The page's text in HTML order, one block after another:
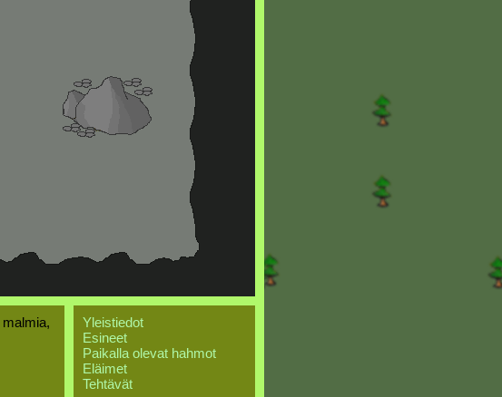
Yleistiedot
Esineet
Paikalla olevat hahmot
Eläimet
Tehtävät